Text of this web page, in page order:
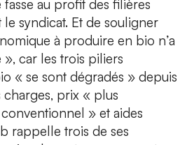
au profit des filières
syndicat. Et de souligner
à produire en bio n’a
», car les trois piliers
« se sont dégradés » depuis
prix « plus
» et aides
rappelle trois de ses